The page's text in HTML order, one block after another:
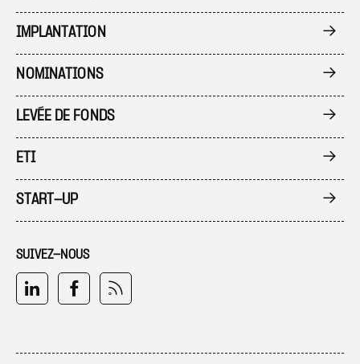
IMPLANTATION
NOMINATIONS
LEVÉE DE FONDS
ETI
START-UP
SUIVEZ-NOUS